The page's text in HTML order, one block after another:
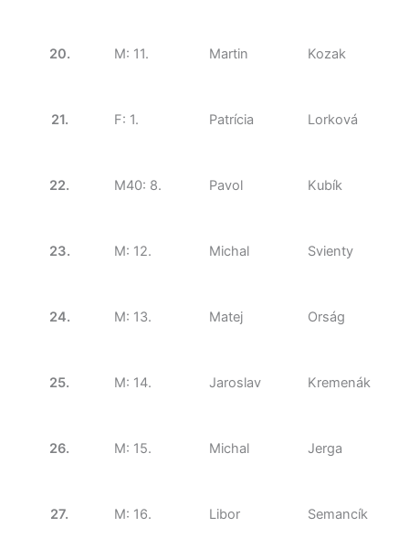
20. M: 11. Martin Kozak
21. F: 1. Patrícia Lorková
22. M40: 8. Pavol Kubík
23. M: 12. Michal Svienty
24. M: 13. Matej Orság
25. M: 14. Jaroslav Kremenák
26. M: 15. Michal Jerga
27. M: 16. Libor Semancík